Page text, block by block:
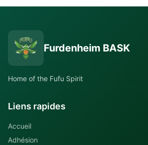
Furdenheim BASK
Home of the Fufu Spirit
Liens rapides
Accueil
Adhésion